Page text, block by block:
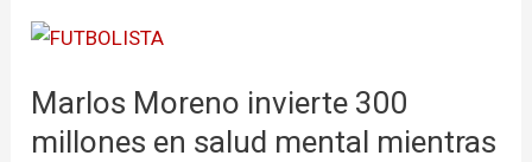
Marlos Moreno invierte 300
millones en salud mental mientras
Marlos
invierte
300